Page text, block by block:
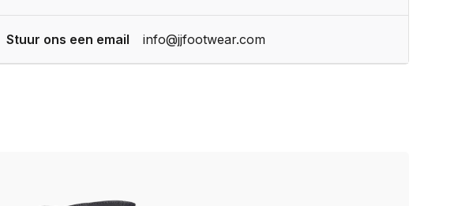
Stuur ons een email info@jjfootwear.com